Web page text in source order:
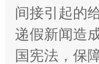
间接引起的
递假新闻造
国宪法，保